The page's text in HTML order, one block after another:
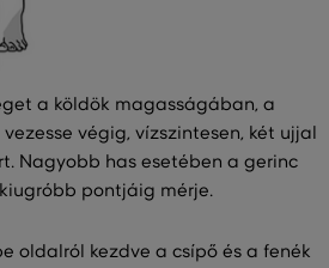
a köldök magasságában, a
végig, vízszintesen, két ujjal
Nagyobb has esetében a gerinc
pontjáig mérje.
oldalról kezdve a csípő és a fenék